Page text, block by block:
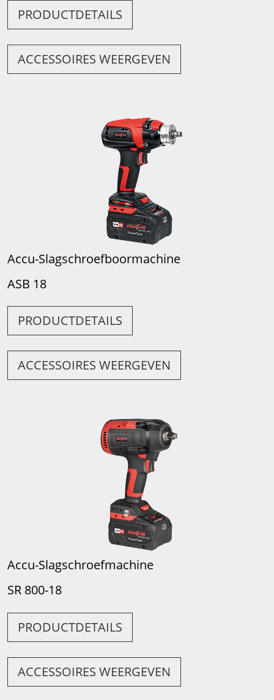
PRODUCTDETAILS
ACCESSOIRES WEERGEVEN
Accu-Slagschroefboormachine
ASB 18
PRODUCTDETAILS
ACCESSOIRES WEERGEVEN
Accu-Slagschroefmachine
SR 800-18
PRODUCTDETAILS
ACCESSOIRES WEERGEVEN